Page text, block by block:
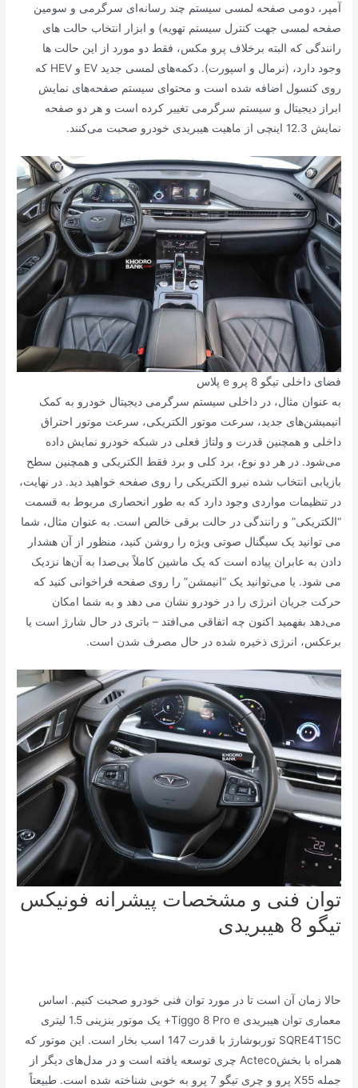
آمپر، دومی صفحه لمسی سیستم چند رسانه‌ای سرگرمی و سومین
صفحه لمسی جهت کنترل سیستم تهویه) و ابزار انتخاب حالت های
رانندگی که البته برخلاف پرو مکس، فقط دو مورد از این حالت ها
وجود دارد، (نرمال و اسپورت). دکمه‌های لمسی جدید EV و HEV که
روی کنسول اضافه شده است و محتوای سیستم صفحه‌های نمایش
ابراز دیجیتال و سیستم سرگرمی تغییر کرده است و هر دو صفحه
نمایش 12.3 اینچی از ماهیت هیبریدی خودرو صحبت می‌کنند.
فضای داخلی تیگو 8 پرو e پلاس
به عنوان مثال، در داخلی سیستم سرگرمی دیجیتال خودرو به کمک
انیمیشن‌های جدید، سرعت موتور الکتریکی، سرعت موتور احتراق
داخلی و همچنین قدرت و ولتاژ فعلی در شبکه خودرو نمایش داده
می‌شود. در هر دو نوع، برد کلی و برد فقط الکتریکی و همچنین سطح
بازیابی انتخاب شده نیرو الکتریکی را روی صفحه خواهید دید. در نهایت،
در تنظیمات مواردی وجود دارد که به طور انحصاری مربوط به قسمت
“الکتریکی” و رانندگی در حالت برقی خالص است. به عنوان مثال، شما
می توانید یک سیگنال صوتی ویژه را روشن کنید، منظور از آن هشدار
دادن به عابران پیاده است که یک ماشین کاملاً بی‌صدا به آن‌ها نزدیک
می شود. یا می‌توانید یک “انیمشن” را روی صفحه فراخوانی کنید که
حرکت جریان انرژی را در خودرو نشان می دهد و به شما امکان
می‌دهد بفهمید اکنون چه اتفاقی می‌افتد – باتری در حال شارژ است یا
برعکس، انرژی ذخیره شده در حال مصرف شدن است.
توان فنی و مشخصات پیشرانه فونیکس
تیگو 8 هیبریدی
حالا زمان آن است تا در مورد توان فنی خودرو صحبت کنیم. اساس
معماری توان هیبریدی Tiggo 8 Pro e+ یک موتور بنزینی 1.5 لیتری
SQRE4T15C توربوشارژ با قدرت 147 اسب بخار است. این موتور که
همراه با بخشActeco چری توسعه یافته است و در مدل‌های دیگر از
جمله X55 پرو و چری تیگو 7 پرو به خوبی شناخته شده است. طبیعتاً